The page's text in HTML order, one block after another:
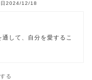
2024/12/18
して、自分を愛するこ
る